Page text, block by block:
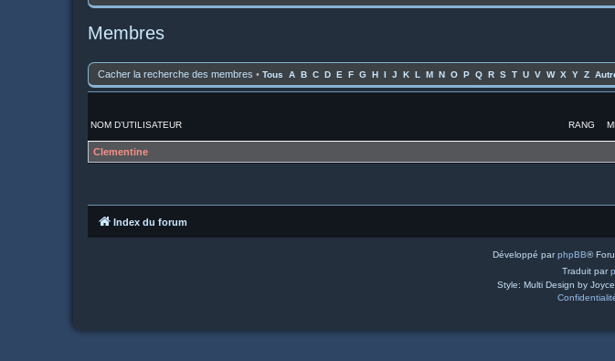
Membres
Cacher la recherche des membres • Tous A B C D E F G H I J K L M N O P Q R S T U V W X Y Z
RANG
NOM D’UTILISATEUR
Clementine
Index du forum
Développé parphpBB®
Traduit par
Style: Multi Design by